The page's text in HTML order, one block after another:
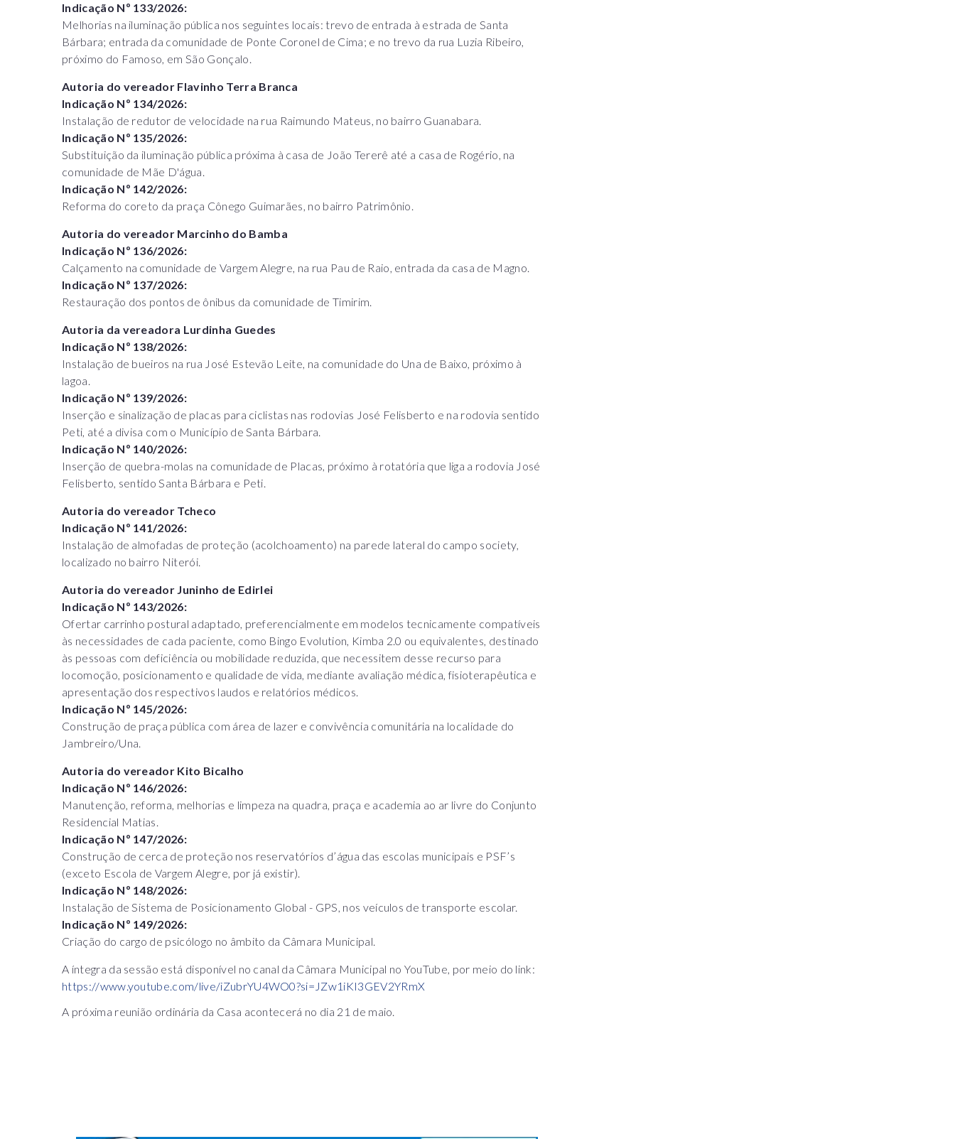
Indicação Nº 133/2026:
Melhorias na iluminação pública nos seguintes locais: trevo de entrada à estrada de Santa
Bárbara; entrada da comunidade de Ponte Coronel de Cima; e no trevo da rua Luzia Ribeiro,
próximo do Famoso, em São Gonçalo.
Autoria do vereador Flavinho Terra Branca
Indicação Nº 134/2026:
Instalação de redutor de velocidade na rua Raimundo Mateus, no bairro Guanabara.
Indicação Nº 135/2026:
Substituição da iluminação pública próxima à casa de João Tererê até a casa de Rogério, na
comunidade de Mãe D'água.
Indicação Nº 142/2026:
Reforma do coreto da praça Cônego Guimarães, no bairro Patrimônio.
Autoria do vereador Marcinho do Bamba
Indicação Nº 136/2026:
Calçamento na comunidade de Vargem Alegre, na rua Pau de Raio, entrada da casa de Magno.
Indicação Nº 137/2026:
Restauração dos pontos de ônibus da comunidade de Timirim.
Autoria da vereadora Lurdinha Guedes
Indicação Nº 138/2026:
Instalação de bueiros na rua José Estevão Leite, na comunidade do Una de Baixo, próximo à
lagoa.
Indicação Nº 139/2026:
Inserção e sinalização de placas para ciclistas nas rodovias José Felisberto e na rodovia sentido
Peti, até a divisa com o Município de Santa Bárbara.
Indicação Nº 140/2026:
Inserção de quebra-molas na comunidade de Placas, próximo à rotatória que liga a rodovia José
Felisberto, sentido Santa Bárbara e Peti.
Autoria do vereador Tcheco
Indicação Nº 141/2026:
Instalação de almofadas de proteção (acolchoamento) na parede lateral do campo society,
localizado no bairro Niterói.
Autoria do vereador Juninho de Edirlei
Indicação Nº 143/2026:
Ofertar carrinho postural adaptado, preferencialmente em modelos tecnicamente compatíveis
às necessidades de cada paciente, como Bingo Evolution, Kimba 2.0 ou equivalentes, destinado
às pessoas com deficiência ou mobilidade reduzida, que necessitem desse recurso para
locomoção, posicionamento e qualidade de vida, mediante avaliação médica, fisioterapêutica e
apresentação dos respectivos laudos e relatórios médicos.
Indicação Nº 145/2026:
Construção de praça pública com área de lazer e convivência comunitária na localidade do
Jambreiro/Una.
Autoria do vereador Kito Bicalho
Indicação Nº 146/2026:
Manutenção, reforma, melhorias e limpeza na quadra, praça e academia ao ar livre do Conjunto
Residencial Matias.
Indicação Nº 147/2026:
Construção de cerca de proteção nos reservatórios d’água das escolas municipais e PSF’s
(exceto Escola de Vargem Alegre, por já existir).
Indicação Nº 148/2026:
Instalação de Sistema de Posicionamento Global - GPS, nos veículos de transporte escolar.
Indicação Nº 149/2026:
Criação do cargo de psicólogo no âmbito da Câmara Municipal.
A íntegra da sessão está disponível no canal da Câmara Municipal no YouTube, por meio do link:
https://www.youtube.com/live/iZubrYU4WO0?si=JZw1iKI3GEV2YRmX
A próxima reunião ordinária da Casa acontecerá no dia 21 de maio.